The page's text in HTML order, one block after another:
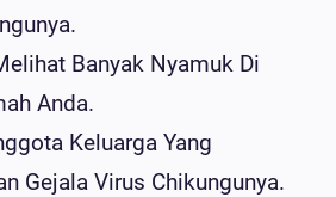
Banyak Nyamuk Di
Anda.
Keluarga Yang
Gejala Virus Chikungunya.